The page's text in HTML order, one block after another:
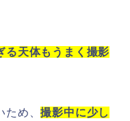
る天体もうまく撮影
ため、撮影中に少し